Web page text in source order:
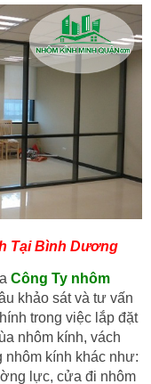
Tại Bình Dương
Công Ty nhôm
khảo sát và tư vấn
trong việc lắp đặt
nhôm kính, vách
nhôm kính khác như:
lực, cửa đi nhôm